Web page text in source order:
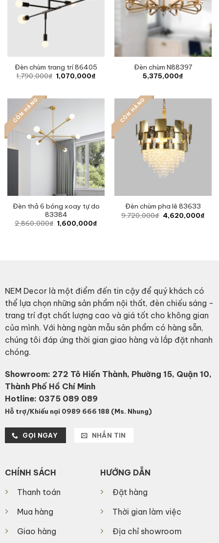
Đèn chùm trang trí 86405
1,790,000₫ Original
price
1,070,000₫
Đèn chùm N88397
5,375,000₫
CÒN HÀNG
Đèn thả 6 bóng xoay tự do
83384
2,860,000₫ Original
price
1,600,000₫
CÒN HÀNG
Đèn chùm pha lê 83633
9,720,000₫ Original
price
4,620,000₫
NEM Decor là một điểm đến tin cậy để quý khách có
thể lựa chọn những sản phẩm nội thất, đèn chiếu sáng -
trang trí đạt chất lượng cao và giá tốt cho không gian
của mình. Với hàng ngàn mẫu sản phẩm có hàng sẵn,
chúng tôi đáp ứng thời gian giao hàng và lắp đặt nhanh
chóng.
Showroom: 272 Tô Hiến Thành, Phường 15, Quận 10,
Thành Phố Hồ Chí Minh
Hotline: 0375 089 089
Hỗ trợ/Khiếu nại 0989 666 188 (Ms. Nhung)
GỌI NGAY NHẮN TIN
CHÍNH SÁCH
Thanh toán
Mua hàng
Giao hàng
HƯỚNG DẪN
Đặt hàng
Thời gian làm việc
Địa chỉ showroom